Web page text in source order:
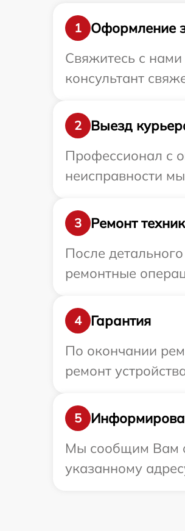
1
Оформление
Свяжитесь с нами
консультант
2
Выезд
Профессионал с
неисправности
3
Ремонт
После
ремонтные
4
Гарантия
По окончании
ремонт
5
Мы сообщим Вам о
указанному